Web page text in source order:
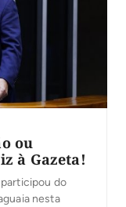
ou
à Gazeta!
do
nesta